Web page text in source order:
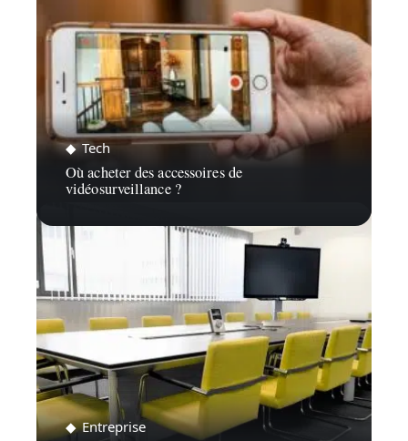
Tech
Où acheter des accessoires de
vidéosurveillance ?
Entreprise